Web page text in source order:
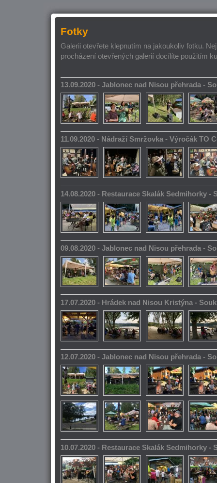
Fotky
Galerii otevřete klepnutím na jakoukoliv fotku.
procházení otevřených galerií docílíte použitím
13.09.2020 - Jablonec nad Nisou přehrada -
11.09.2020 - Nádraží Smržovka - Výročák TO
14.08.2020 - Restaurace Skalák Sedmihorky -
09.08.2020 - Jablonec nad Nisou přehrada -
17.07.2020 - Hrádek nad Nisou Kristýna -
12.07.2020 - Jablonec nad Nisou přehrada -
10.07.2020 - Restaurace Skalák Sedmihorky -